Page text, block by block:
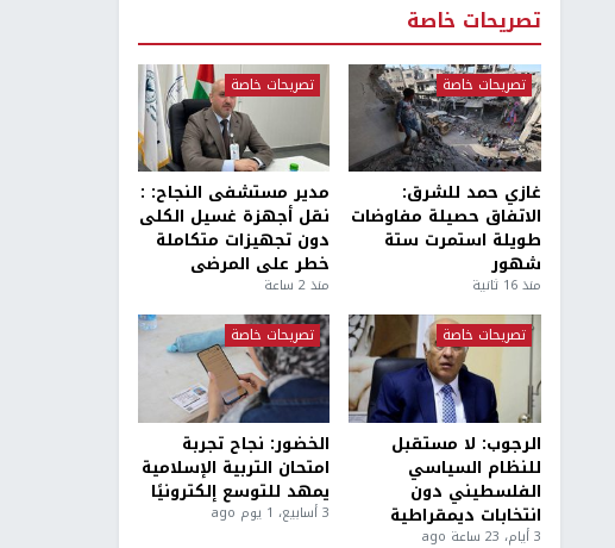
تصريحات خاصة
تصريحات خاصة
غازي حمد للشرق:
الاتفاق حصيلة مفاوضات
طويلة استمرت ستة
شهور
منذ 16 ثانية
تصريحات خاصة
مدير مستشفى النجاح: :
نقل أجهزة غسيل الكلى
دون تجهيزات متكاملة
خطر على المرضى
منذ 2 ساعة
تصريحات خاصة
الرجوب: لا مستقبل
للنظام السياسي
الفلسطيني دون
انتخابات ديمقراطية
3 أيام، 23 ساعة ago
تصريحات خاصة
الخضور: نجاح تجربة
امتحان التربية الإسلامية
يمهد للتوسع إلكترونيًا
3 أسابيع، 1 يوم ago